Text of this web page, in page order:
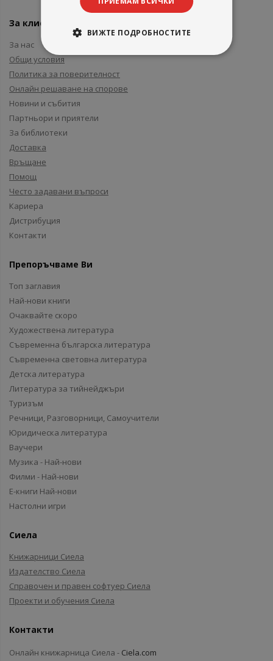
За клиенти
За нас
Общи условия
Политика за поверителност
Онлайн решаване на спорове
Новини и събития
Партньори и приятели
За библиотеки
Доставка
Връщане
Помощ
Често задавани въпроси
Кариера
Дистрибуция
Контакти
Препоръчваме Ви
Топ заглавия
Най-нови книги
Очаквайте скоро
Художествена литература
Съвременна българска литература
Съвременна световна литература
Детска литература
Литература за тийнейджъри
Туризъм
Речници, Разговорници, Самоучители
Юридическа литература
Ваучери
Музика - Най-нови
Филми - Най-нови
Е-книги Най-нови
Настолни игри
Сиела
Книжарници Сиела
Издателство Сиела
Справочен и правен софтуер Сиела
Проекти и обучения Сиела
Контакти
Онлайн книжарница Сиела - Ciela.com
ВИЖТЕ ПОДРОБНОСТИТЕ